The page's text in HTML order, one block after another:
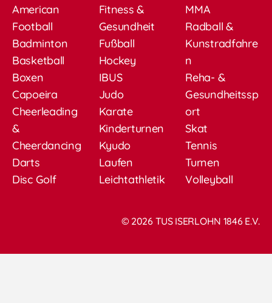
American
Football
Badminton
Basketball
Boxen
Capoeira
Cheerleading
&
Cheerdancing
Darts
Disc Golf
Fitness &
Gesundheit
Fußball
Hockey
IBUS
Judo
Karate
Kinderturnen
Kyudo
Laufen
Leichtathletik
MMA
Radball &
Kunstradfahre
n
Reha- &
Gesundheitssp
ort
Skat
Tennis
Turnen
Volleyball
© 2026 TUS ISERLOHN 1846 E.V.